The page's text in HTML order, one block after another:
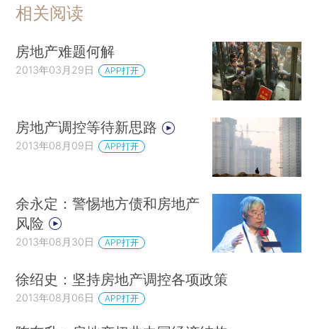
相关阅读
房地产难题何解
2013年03月29日 APP打开
房地产调控等待新思路
2013年08月09日 APP打开
余永定：警惕地方债和房地产
风险
2013年08月30日 APP打开
徐绍史：坚持房地产调控各项政策
2013年08月06日 APP打开